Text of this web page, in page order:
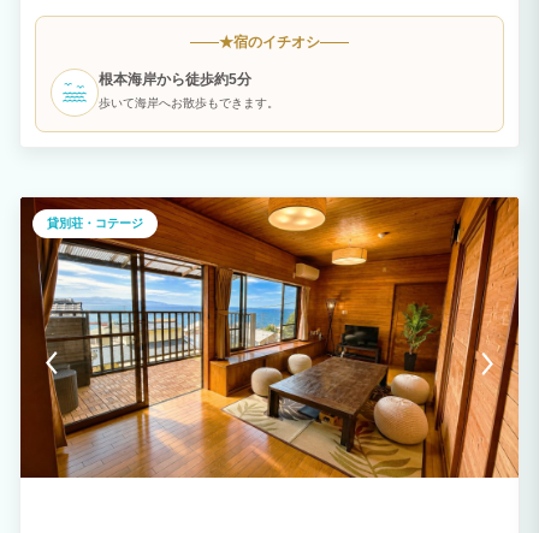
★宿のイチオシ
根本海岸から徒歩約5分
歩いて海岸へお散歩もできます。
貸別荘・コテージ